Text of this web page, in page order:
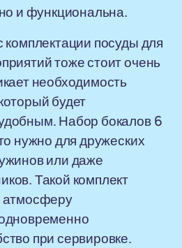
и функциональна.
комплектации посуды для
тоже стоит очень
необходимость
будет
Набор бокалов 6
нужно для дружеских
или даже
Такой комплект
атмосферу
при сервировке.